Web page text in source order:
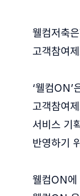
웰컴저축
고객참여
‘웰컴ON’
고객참여
서비스 기
반영하기
웰컴ON에